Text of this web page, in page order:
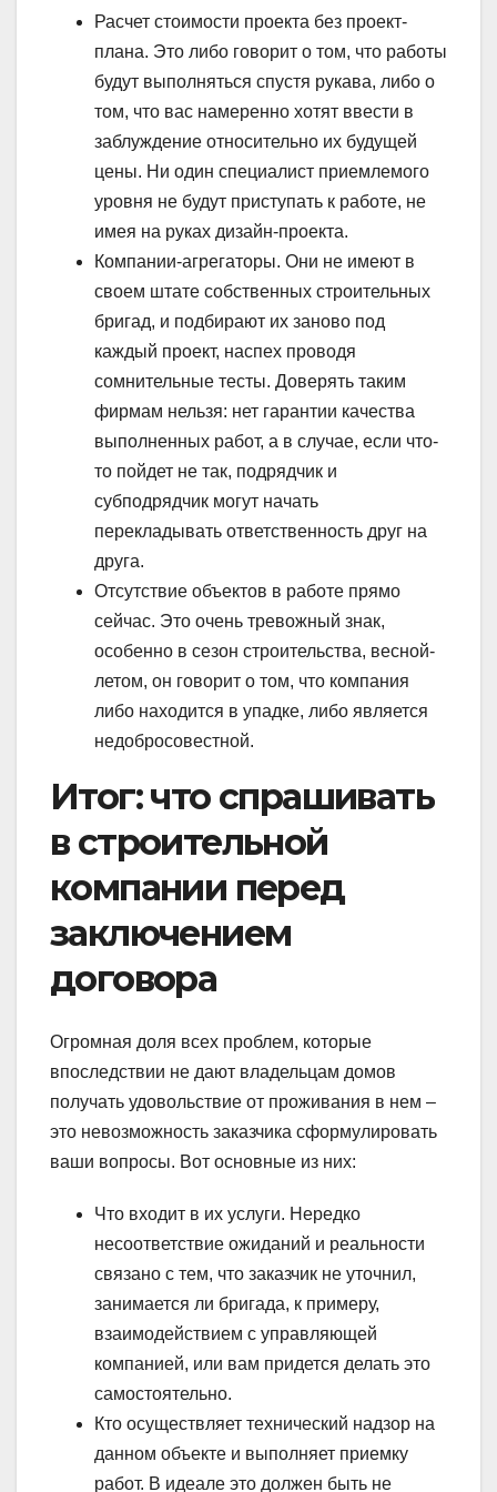
Расчет стоимости проекта без проект-
плана. Это либо говорит о том, что работы
будут выполняться спустя рукава, либо о
том, что вас намеренно хотят ввести в
заблуждение относительно их будущей
цены. Ни один специалист приемлемого
уровня не будут приступать к работе, не
имея на руках дизайн-проекта.
Компании-агрегаторы. Они не имеют в
своем штате собственных строительных
бригад, и подбирают их заново под
каждый проект, наспех проводя
сомнительные тесты. Доверять таким
фирмам нельзя: нет гарантии качества
выполненных работ, а в случае, если что-
то пойдет не так, подрядчик и
субподрядчик могут начать
перекладывать ответственность друг на
друга.
Отсутствие объектов в работе прямо
сейчас. Это очень тревожный знак,
особенно в сезон строительства, весной-
летом, он говорит о том, что компания
либо находится в упадке, либо является
недобросовестной.
Итог: что спрашивать
в строительной
компании перед
заключением
договора
Огромная доля всех проблем, которые
впоследствии не дают владельцам домов
получать удовольствие от проживания в нем –
это невозможность заказчика сформулировать
ваши вопросы. Вот основные из них:
Что входит в их услуги. Нередко
несоответствие ожиданий и реальности
связано с тем, что заказчик не уточнил,
занимается ли бригада, к примеру,
взаимодействием с управляющей
компанией, или вам придется делать это
самостоятельно.
Кто осуществляет технический надзор на
данном объекте и выполняет приемку
работ. В идеале это должен быть не